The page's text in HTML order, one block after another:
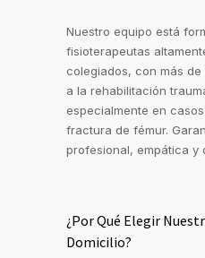
Nuestro equipo está
fisioterapeutas
colegiados, con más
a la rehabilitación
especialmente en
fractura de fémur.
profesional, empática y
¿Por Qué Elegir
Domicilio?